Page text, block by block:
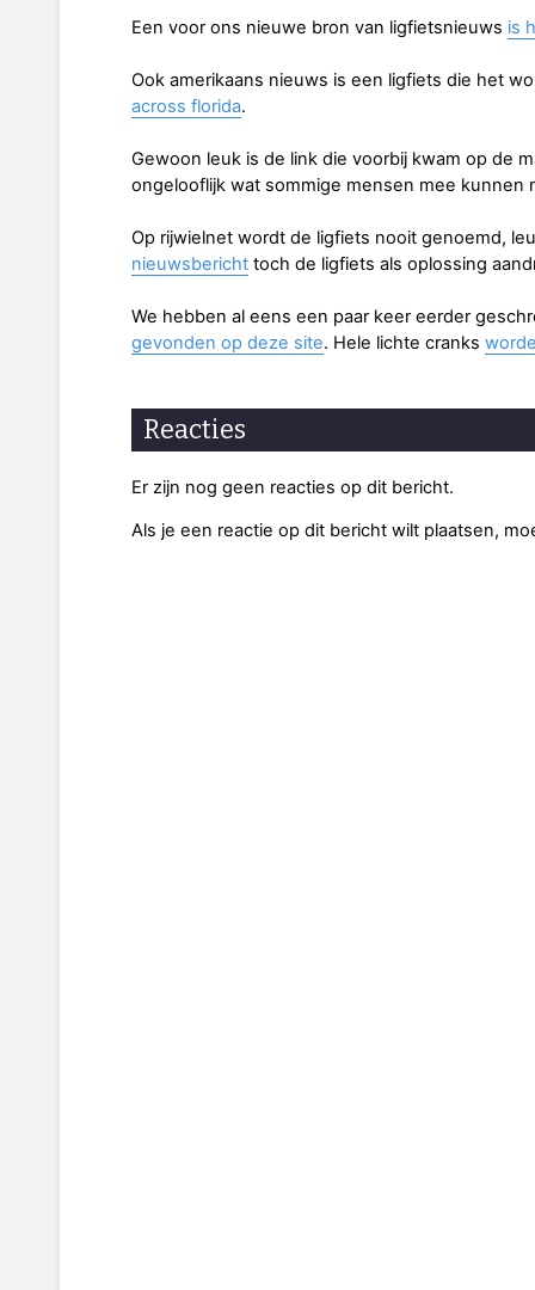
Een voor ons nieuwe bron van ligfietsnieuws is
Ook amerikaans nieuws is een ligfiets die het
across florida.
Gewoon leuk is de link die voorbij kwam op de
ongelooflijk wat sommige mensen mee kunnen
Op rijwielnet wordt de ligfiets nooit genoemd,
nieuwsbericht toch de ligfiets als oplossing
We hebben al eens een paar keer eerder
gevonden op deze site. Hele lichte cranks
Reacties
Er zijn nog geen reacties op dit bericht.
Als je een reactie op dit bericht wilt plaatsen,